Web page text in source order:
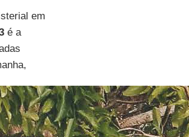
em
é a